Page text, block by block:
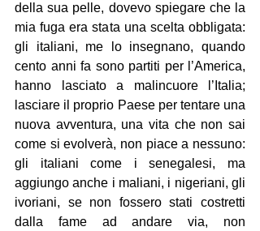
della sua pelle, dovevo spiegare che la
mia fuga era stata una scelta obbligata:
gli italiani, me lo insegnano, quando
cento anni fa sono partiti per l’America,
hanno lasciato a malincuore l’Italia;
lasciare il proprio Paese per tentare una
nuova avventura, una vita che non sai
come si evolverà, non piace a nessuno:
gli italiani come i senegalesi, ma
aggiungo anche i maliani, i nigeriani, gli
ivoriani, se non fossero stati costretti
dalla fame ad andare via, non